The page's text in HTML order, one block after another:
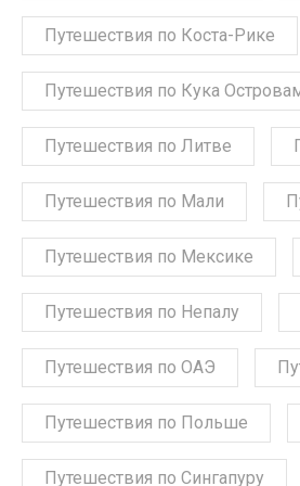
Путешествия по Коста-Рике
Путешествия по Кука
Путешествия по Литве
Путешествия по Мали
Путешествия по Мексике
Путешествия по Непалу
Путешествия по ОАЭ
Путешествия по Польше
Путешествия по Сингапуру